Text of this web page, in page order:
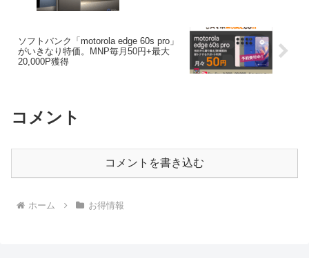
ソフトバンク「motorola edge 60s pro」
がいきなり特価。MNP毎月50円+最大
20,000P獲得
コメント
コメントを書き込む
ホーム お得情報